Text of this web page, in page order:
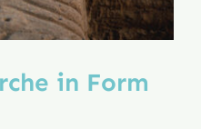
in Form